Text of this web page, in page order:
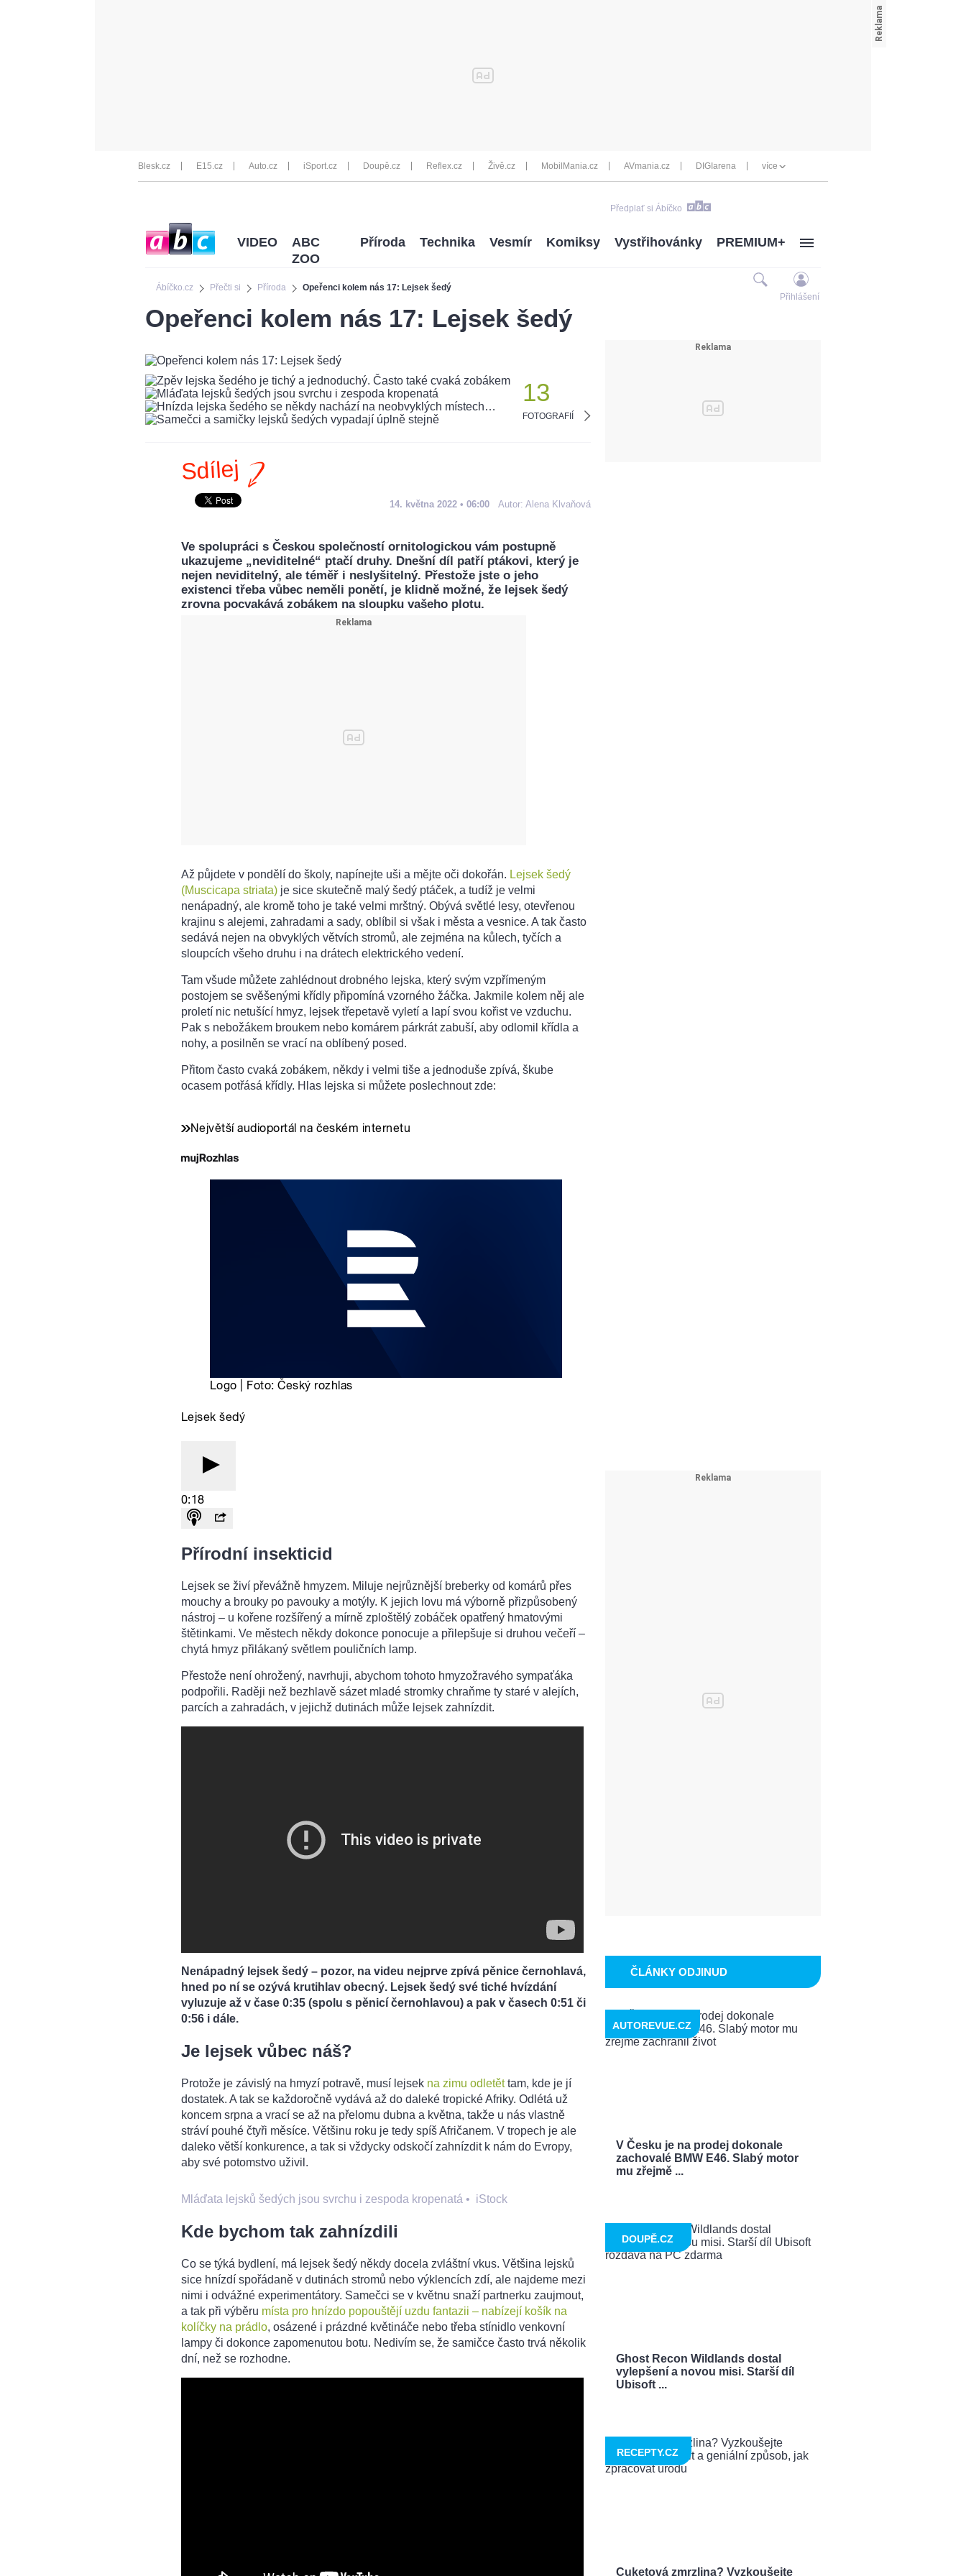
Blesk.cz E15.cz Auto.cz iSport.cz Doupě.cz Reflex.cz Živě.cz MobilMania.cz AVmania.cz DIGIarena více
Předplať si Ábíčko
Ábíčko.cz Přečti si Příroda Opeřenci kolem nás 17: Lejsek šedý
VIDEO
ABC
ZOO
Příroda Technika Vesmír Komiksy Vystřihovánky PREMIUM+
Přihlášení
Opeřenci kolem nás 17: Lejsek šedý
13
FOTOGRAFIÍ
Sdílej
14. května 2022 • 06:00 Autor: Alena Klvaňová
Ve spolupráci s Českou společností ornitologickou vám postupně
ukazujeme „neviditelné“ ptačí druhy. Dnešní díl patří ptákovi, který je
nejen neviditelný, ale téměř i neslyšitelný. Přestože jste o jeho
existenci třeba vůbec neměli ponětí, je klidně možné, že lejsek šedý
zrovna pocvakává zobákem na sloupku vašeho plotu.
Až půjdete v pondělí do školy, napínejte uši a mějte oči dokořán. Lejsek šedý
(Muscicapa striata) je sice skutečně malý šedý ptáček, a tudíž je velmi
nenápadný, ale kromě toho je také velmi mrštný. Obývá světlé lesy, otevřenou
krajinu s alejemi, zahradami a sady, oblíbil si však i města a vesnice. A tak často
sedává nejen na obvyklých větvích stromů, ale zejména na kůlech, tyčích a
sloupcích všeho druhu i na drátech elektrického vedení.
Tam všude můžete zahlédnout drobného lejska, který svým vzpřímeným
postojem se svěšenými křídly připomíná vzorného žáčka. Jakmile kolem něj ale
proletí nic netušící hmyz, lejsek třepetavě vyletí a lapí svou kořist ve vzduchu.
Pak s nebožákem broukem nebo komárem párkrát zabuší, aby odlomil křídla a
nohy, a posilněn se vrací na oblíbený posed.
Přitom často cvaká zobákem, někdy i velmi tiše a jednoduše zpívá, škube
ocasem potřásá křídly. Hlas lejska si můžete poslechnout zde:
Přírodní insekticid
Lejsek se živí převážně hmyzem. Miluje nejrůznější breberky od komárů přes
mouchy a brouky po pavouky a motýly. K jejich lovu má výborně přizpůsobený
nástroj – u kořene rozšířený a mírně zploštělý zobáček opatřený hmatovými
štětinkami. Ve městech někdy dokonce ponocuje a přilepšuje si druhou večeří –
chytá hmyz přilákaný světlem pouličních lamp.
Přestože není ohrožený, navrhuji, abychom tohoto hmyzožravého sympaťáka
podpořili. Raději než bezhlavě sázet mladé stromky chraňme ty staré v alejích,
parcích a zahradách, v jejichž dutinách může lejsek zahnízdit.
Nenápadný lejsek šedý – pozor, na videu nejprve zpívá pěnice černohlavá,
hned po ní se ozývá krutihlav obecný. Lejsek šedý své tiché hvízdání
vyluzuje až v čase 0:35 (spolu s pěnicí černohlavou) a pak v časech 0:51 či
0:56 i dále.
Je lejsek vůbec náš?
Protože je závislý na hmyzí potravě, musí lejsek na zimu odletěttam, kde je jí
dostatek. A tak se každoročně vydává až do daleké tropické Afriky. Odlétá už
koncem srpna a vrací se až na přelomu dubna a května, takže u nás vlastně
stráví pouhé čtyři měsíce. Většinu roku je tedy spíš Afričanem. V tropech je ale
daleko větší konkurence, a tak si vždycky odskočí zahnízdit k nám do Evropy,
aby své potomstvo uživil.
Mláďata lejsků šedých jsou svrchu i zespoda kropenatá • iStock
Kde bychom tak zahnízdili
Co se týká bydlení, má lejsek šedý někdy docela zvláštní vkus. Většina lejsků
sice hnízdí spořádaně v dutinách stromů nebo výklencích zdí, ale najdeme mezi
nimi i odvážné experimentátory. Samečci se v květnu snaží partnerku zaujmout,
a tak při výběru místa pro hnízdo popouštějí uzdu fantazii – nabízejí košík na
kolíčky na prádlo, osázené i prázdné květináče nebo třeba stínidlo venkovní
lampy či dokonce zapomenutou botu. Nedivím se, že samičce často trvá několik
dní, než se rozhodne.
ČLÁNKY ODJINUD
V Česku je na prodej dokonale
zachovalé BMW E46. Slabý motor
mu zřejmě ...
AUTOREVUE.CZ
Ghost Recon Wildlands dostal
vylepšení a novou misi. Starší díl
Ubisoft ...
DOUPĚ.CZ
Cuketová zmrzlina? Vyzkoušejte
RECEPTY.CZ